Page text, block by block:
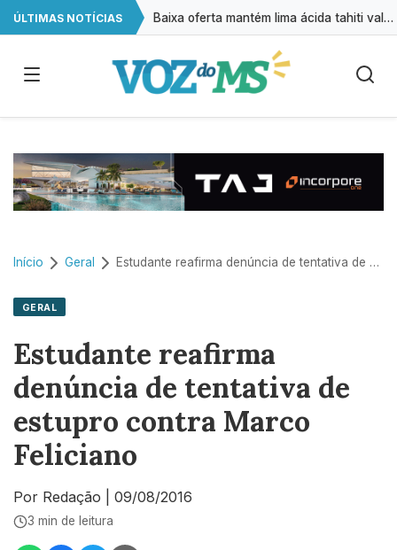
ÚLTIMAS NOTÍCIAS Baixa oferta mantém lima ácida tahiti valorizada, aponta CEPEA
Início Geral Estudante reafirma denúncia de tentativa de estupro contra Marco Feliciano
GERAL
Estudante reafirma
denúncia de tentativa de
estupro contra Marco
Feliciano
Por Redação 09/08/2016
3 min de leitura